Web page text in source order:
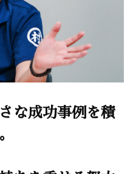
な成功事例を積